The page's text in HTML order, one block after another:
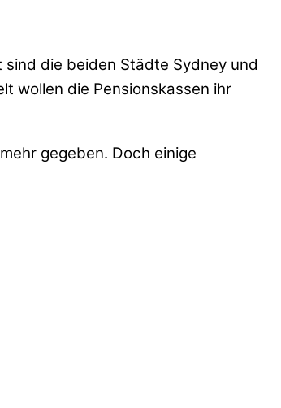
die beiden Städte Sydney und
wollen die Pensionskassen ihr
gegeben. Doch einige